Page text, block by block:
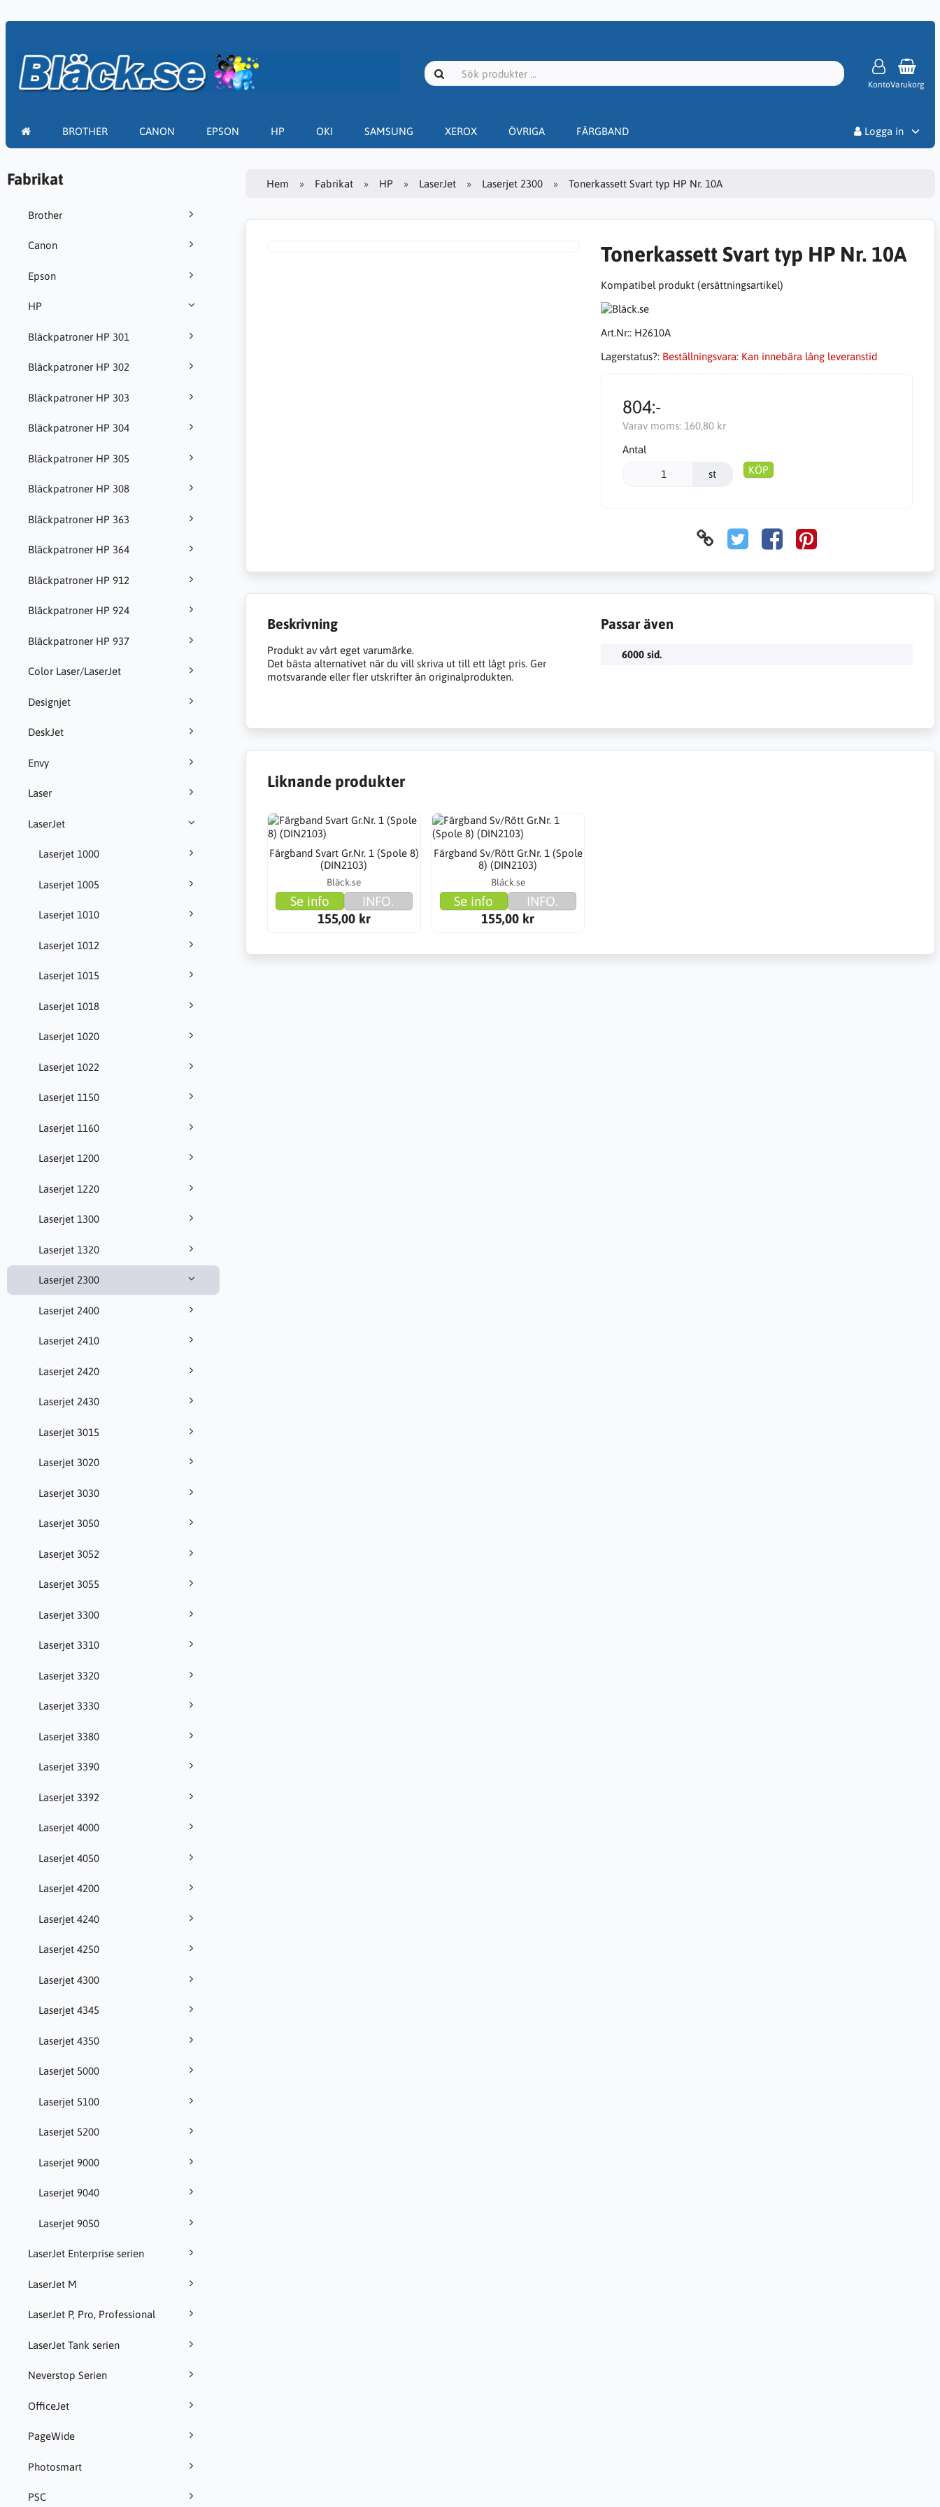
KontoVarukorg
BROTHER CANON EPSON HP OKI SAMSUNG XEROX ÖVRIGA FÄRGBAND
Logga in
Fabrikat
Brother
Canon
Epson
HP
Bläckpatroner HP 301
Bläckpatroner HP 302
Bläckpatroner HP 303
Bläckpatroner HP 304
Bläckpatroner HP 305
Bläckpatroner HP 308
Bläckpatroner HP 363
Bläckpatroner HP 364
Bläckpatroner HP 912
Bläckpatroner HP 924
Bläckpatroner HP 937
Color Laser/LaserJet
Designjet
DeskJet
Envy
Laser
LaserJet
Laserjet 1000
Laserjet 1005
Laserjet 1010
Laserjet 1012
Laserjet 1015
Laserjet 1018
Laserjet 1020
Laserjet 1022
Laserjet 1150
Laserjet 1160
Laserjet 1200
Laserjet 1220
Laserjet 1300
Laserjet 1320
Laserjet 2300
Laserjet 2400
Laserjet 2410
Laserjet 2420
Laserjet 2430
Laserjet 3015
Laserjet 3020
Laserjet 3030
Laserjet 3050
Laserjet 3052
Laserjet 3055
Laserjet 3300
Laserjet 3310
Laserjet 3320
Laserjet 3330
Laserjet 3380
Laserjet 3390
Laserjet 3392
Laserjet 4000
Laserjet 4050
Laserjet 4200
Laserjet 4240
Laserjet 4250
Laserjet 4300
Laserjet 4345
Laserjet 4350
Laserjet 5000
Laserjet 5100
Laserjet 5200
Laserjet 9000
Laserjet 9040
Laserjet 9050
LaserJet Enterprise serien
LaserJet M
LaserJet P, Pro, Professional
LaserJet Tank serien
Neverstop Serien
OfficeJet
PageWide
Photosmart
PSC
Hem Fabrikat HP LaserJet Laserjet 2300 Tonerkassett Svart typ HP Nr. 10A
Tonerkassett Svart typ HP Nr. 10A
Kompatibel produkt (ersättningsartikel)
Art.Nr:: H2610A
Lagerstatus?: Beställningsvara: Kan innebära lång leveranstid
804:-
Varav moms: 160,80 kr
Antal
st KÖP
Beskrivning
Produkt av vårt eget varumärke.
Det bästa alternativet när du vill skriva ut till ett lågt pris. Ger
motsvarande eller fler utskrifter än originalprodukten.
Passar även
6000 sid.
Liknande produkter
Färgband Svart Gr.Nr. 1 (Spole 8)
(DIN2103)
Bläck.se
Se info
INFO.
155,00 kr
Färgband Sv/Rött Gr.Nr. 1 (Spole
8) (DIN2103)
Bläck.se
Se info
INFO.
155,00 kr